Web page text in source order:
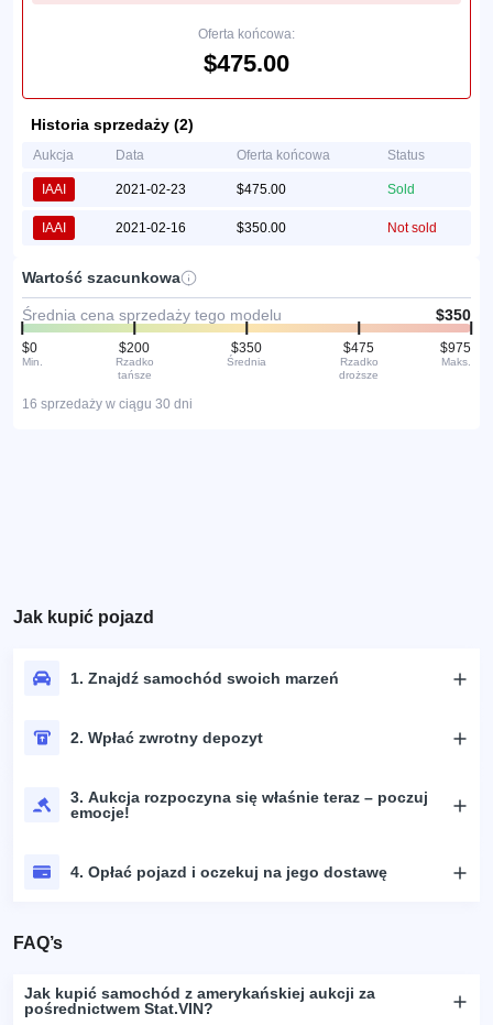
Oferta końcowa:
$475.00
Historia sprzedaży (2)
Aukcja Data Oferta końcowa Status
IAAI 2021-02-23 $475.00 Sold
IAAI 2021-02-16 $350.00 Not sold
Wartość szacunkowa
Średnia cena sprzedaży tego modelu $350
$0
Min.
$200
Rzadko
tańsze
$350
Średnia
$475
Rzadko
droższe
$975
Maks.
16 sprzedaży w ciągu 30 dni
Jak kupić pojazd
1. Znajdź samochód swoich marzeń
2. Wpłać zwrotny depozyt
3. Aukcja rozpoczyna się właśnie teraz – poczuj
emocje!
4. Opłać pojazd i oczekuj na jego dostawę
FAQ’s
Jak kupić samochód z amerykańskiej aukcji za
pośrednictwem Stat.VIN?